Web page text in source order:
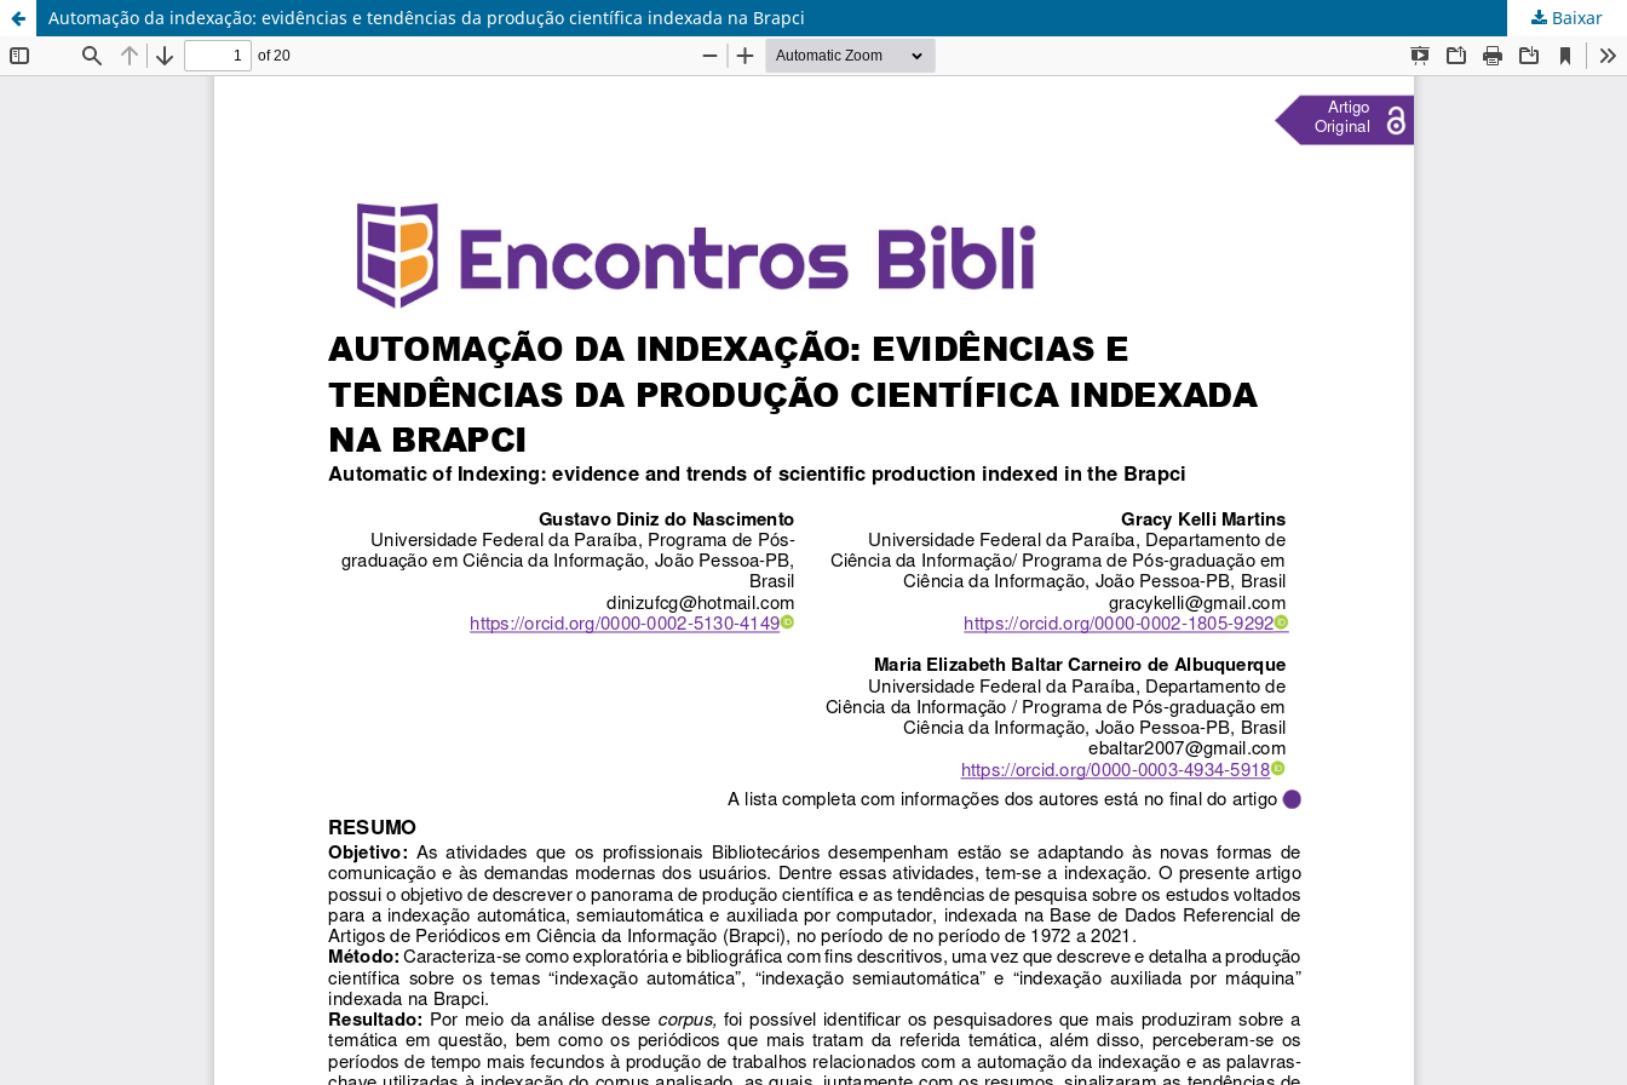
Automação da indexação: evidências e tendências da produção científica indexada na Brapci Baixar